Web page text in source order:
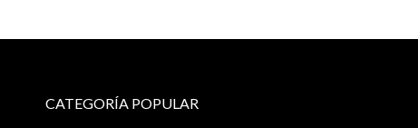
CATEGORÍA POPULAR